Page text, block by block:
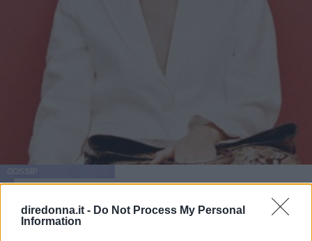
diredonna.it - Do Not Process My Personal
Information
Tailleur cerimonia 2025
economici: i più belli di Zara,